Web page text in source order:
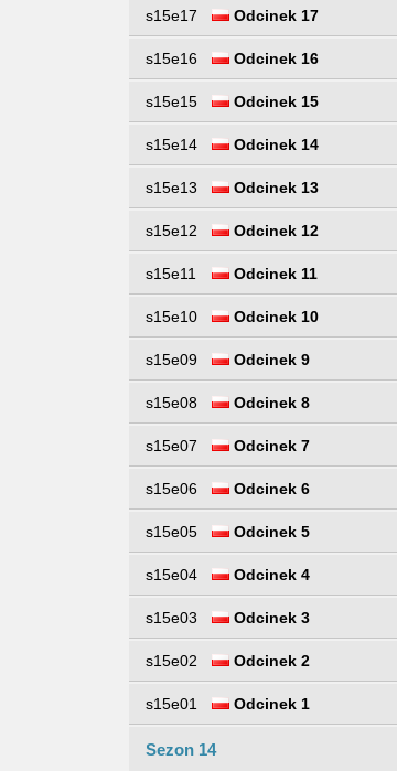
s15e17 Odcinek 17
s15e16 Odcinek 16
s15e15 Odcinek 15
s15e14 Odcinek 14
s15e13 Odcinek 13
s15e12 Odcinek 12
s15e11 Odcinek 11
s15e10 Odcinek 10
s15e09 Odcinek 9
s15e08 Odcinek 8
s15e07 Odcinek 7
s15e06 Odcinek 6
s15e05 Odcinek 5
s15e04 Odcinek 4
s15e03 Odcinek 3
s15e02 Odcinek 2
s15e01 Odcinek 1
Sezon 14